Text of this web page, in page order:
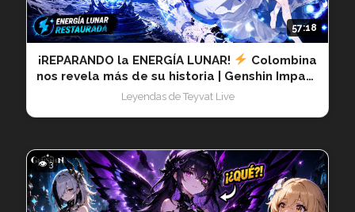
57:18
¡REPARANDO la ENERGÍA LUNAR!
Colombina
nos revela más de su historia | Genshin Impact
20260725
Leyendas de Teyvat Live
👁 3